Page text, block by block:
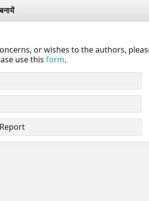
or wishes to the authors,
use this form.